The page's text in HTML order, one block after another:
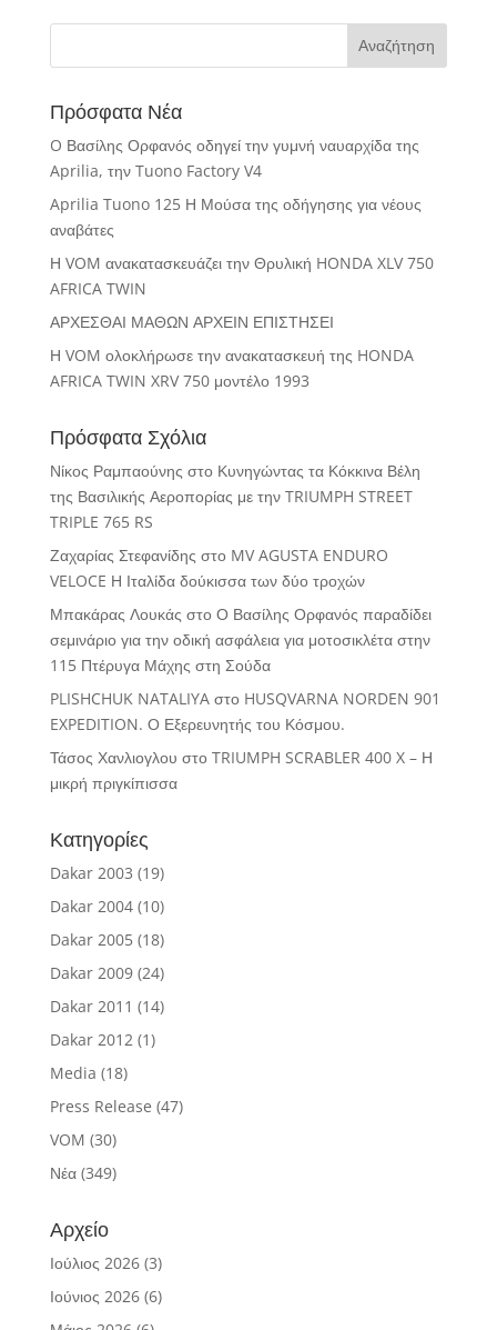
Πρόσφατα Νέα
O Βασίλης Ορφανός οδηγεί την γυμνή ναυαρχίδα της
Aprilia, την Tuono Factory V4
Aprilia Tuono 125 Η Μούσα της οδήγησης για νέους
αναβάτες
Η VOM ανακατασκευάζει την Θρυλική HONDA XLV 750
AFRICA TWIN
ΑΡΧΕΣΘΑΙ ΜΑΘΩΝ ΑΡΧΕΙΝ ΕΠΙΣΤΗΣΕΙ
Η VOM ολοκλήρωσε την ανακατασκευή της HONDA
AFRICA TWIN XRV 750 μοντέλο 1993
Πρόσφατα Σχόλια
Νίκος Ραμπαούνης στο Κυνηγώντας τα Κόκκινα Βέλη
της Βασιλικής Αεροπορίας με την TRIUMPH STREET
TRIPLE 765 RS
Ζαχαρίας Στεφανίδης στο MV AGUSTA ENDURO
VELOCE Η Ιταλίδα δούκισσα των δύο τροχών
Μπακάρας Λουκάς στο Ο Βασίλης Ορφανός παραδίδει
σεμινάριο για την οδική ασφάλεια για μοτοσικλέτα στην
115 Πτέρυγα Μάχης στη Σούδα
PLISHCHUK NATALIYAστο HUSQVARNA NORDEN 901
EXPEDITION. Ο Εξερευνητής του Κόσμου.
Τάσος Χανλιογλου στο TRIUMPH SCRABLER 400 X – Η
μικρή πριγκίπισσα
Κατηγορίες
Dakar 2003 (19)
Dakar 2004(10)
Dakar 2005(18)
Dakar 2009(24)
Dakar 2011 (14)
Dakar 2012 (1)
Media (18)
Press Release (47)
VOM (30)
Νέα(349)
Αρχείο
Ιούλιος 2026(3)
Ιούνιος 2026(6)